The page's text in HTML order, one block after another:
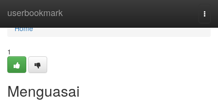
userbookmark
Home
Home
1
Menguasai